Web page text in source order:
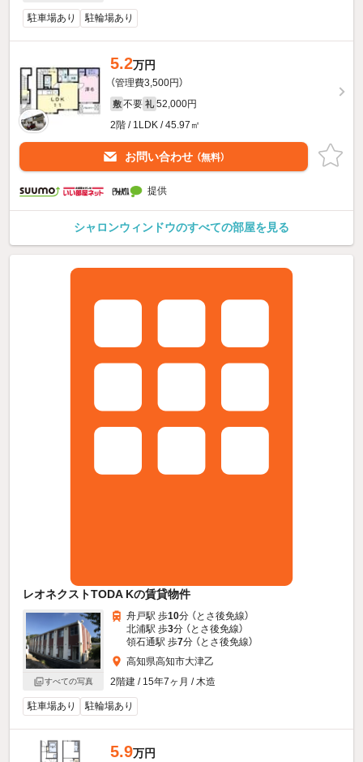
駐車場あり 駐輪場あり
5.2万円
（管理費3,500円）
敷 不要 礼 52,000円
2階 / 1LDK / 45.97㎡
お問い合わせ （無料）
提供
シャロンウィンドウのすべての部屋を見る
レオネクストTODA Kの賃貸物件
すべての写真
舟戸駅 歩10分 （とさ後免線）
北浦駅 歩3分 （とさ後免線）
領石通駅 歩7分 （とさ後免線）
高知県高知市大津乙
2階建 / 15年7ヶ月 / 木造
駐車場あり 駐輪場あり
5.9万円